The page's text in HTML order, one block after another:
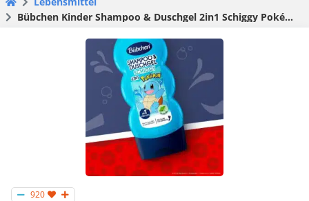
Bübchen Kinder Shampoo & Duschgel 2in1 Schiggy Pokémon, 230 ml, für 1,07€ 😍
920